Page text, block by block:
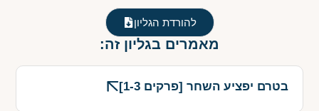
מאמרים בגליון זה:
להורדת הגליון
בטרם יפציע השחר [פרקים 1-3]